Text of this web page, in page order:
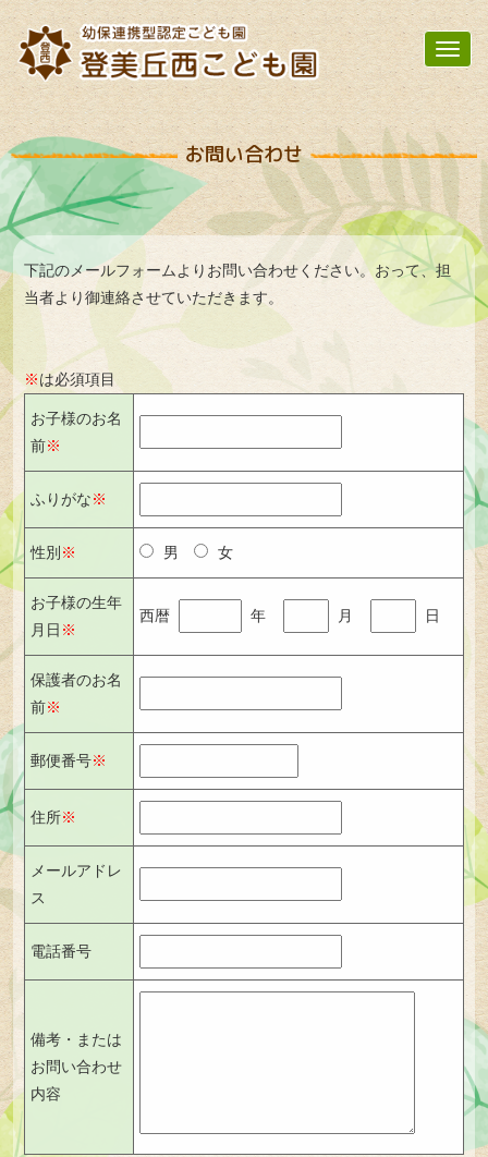
お問い合わせ
下記のメールフォームよりお問い合わせください。おって、担
当者より御連絡させていただきます。
※は必須項目
お子様のお名
前※
ふりがな※
性別 ※ 男 女
お子様の生年
月日 ※
西暦 年 月 日
保護者のお名
前※
郵便番号※
住所※
メールアドレ
ス
電話番号
備考・または
お問い合わせ
内容